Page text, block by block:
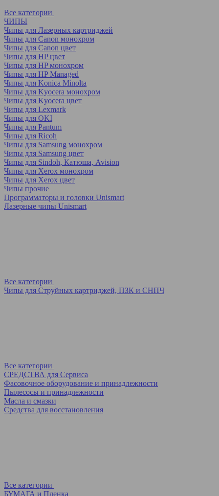
Все категории
ЧИПЫ
Чипы для Лазерных картриджей
Чипы для Canon монохром
Чипы для Canon цвет
Чипы для HP цвет
Чипы для HP монохром
Чипы для HP Managed
Чипы для Konica Minolta
Чипы для Kyocera монохром
Чипы для Kyocera цвет
Чипы для Lexmark
Чипы для OKI
Чипы для Pantum
Чипы для Ricoh
Чипы для Samsung монохром
Чипы для Samsung цвет
Чипы для Sindoh, Катюша, Avision
Чипы для Xerox монохром
Чипы для Xerox цвет
Чипы прочие
Программаторы и головки Unismart
Лазерные чипы Unismart
Все категории
Чипы для Струйных картриджей, ПЗК и СНПЧ
Все категории
СРЕДСТВА для Сервиса
Фасовочное оборудование и принадлежности
Пылесосы и принадлежности
Масла и смазки
Средства для восстановления
Все категории
БУМАГА и Пленка